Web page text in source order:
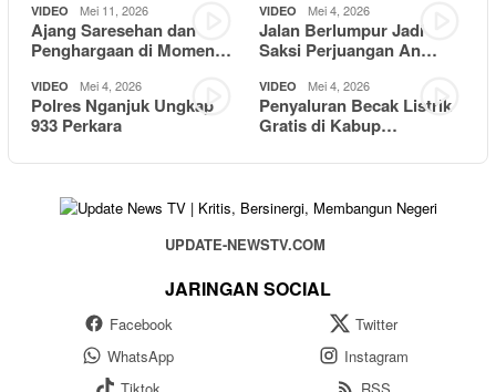
VIDEO Mei 11, 2026
Ajang Saresehan dan
Penghargaan di Momen…
VIDEO Mei 4, 2026
Jalan Berlumpur Jadi
Saksi Perjuangan An…
VIDEO Mei 4, 2026
Polres Nganjuk Ungkap
933 Perkara
VIDEO Mei 4, 2026
Penyaluran Becak Listrik
Gratis di Kabup…
UPDATE-NEWSTV.COM
JARINGAN SOCIAL
Facebook
Twitter
WhatsApp
Instagram
Tiktok
RSS